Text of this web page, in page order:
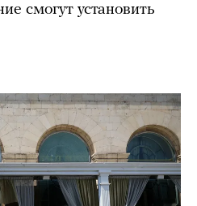
смогут установить